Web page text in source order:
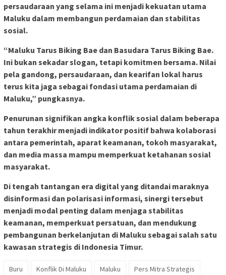
persaudaraan yang selama ini menjadi kekuatan utama
Maluku dalam membangun perdamaian dan stabilitas
sosial.
“Maluku Tarus Biking Bae dan Basudara Tarus Biking Bae.
Ini bukan sekadar slogan, tetapi komitmen bersama. Nilai
pela gandong, persaudaraan, dan kearifan lokal harus
terus kita jaga sebagai fondasi utama perdamaian di
Maluku,” pungkasnya.
Penurunan signifikan angka konflik sosial dalam beberapa
tahun terakhir menjadi indikator positif bahwa kolaborasi
antara pemerintah, aparat keamanan, tokoh masyarakat,
dan media massa mampu memperkuat ketahanan sosial
masyarakat.
Di tengah tantangan era digital yang ditandai maraknya
disinformasi dan polarisasi informasi, sinergi tersebut
menjadi modal penting dalam menjaga stabilitas
keamanan, memperkuat persatuan, dan mendukung
pembangunan berkelanjutan di Maluku sebagai salah satu
kawasan strategis di Indonesia Timur.
Buru Konflik Di Maluku Maluku
Pers Mitra Strategis